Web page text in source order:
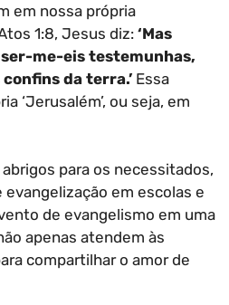
em nossa própria
1:8, Jesus diz: ‘Mas
me-eis testemunhas,
da terra.’ Essa
‘Jerusalém’, ou seja, em
para os necessitados,
em escolas e
de evangelismo em uma
apenas atendem às
compartilhar o amor de